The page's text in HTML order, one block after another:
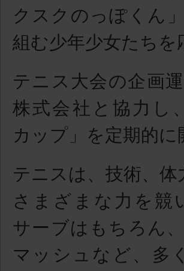
クスクのっぽくん
組む少年少女たちを
テニス大会の企画
株式会社と協力し
カップ」を定期的
テニスは、技術、
さまざまな力を競
サーブはもちろん
マッシュなど、多